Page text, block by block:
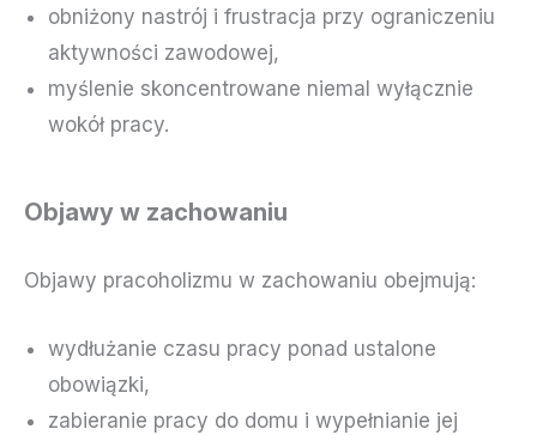
obniżony nastrój i frustracja przy ograniczeniu
aktywności zawodowej,
myślenie skoncentrowane niemal wyłącznie
wokół pracy.
Objawy w zachowaniu
Objawy pracoholizmu w zachowaniu obejmują:
wydłużanie czasu pracy ponad ustalone
obowiązki,
zabieranie pracy do domu i wypełnianie jej